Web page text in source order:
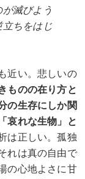
滅びよう
立ちをはじ
近い。悲しいの
ものの在り方と
の生存にしか関
哀れな生物」と
は正しい。孤独
れは真の自由で
の心地よさに甘